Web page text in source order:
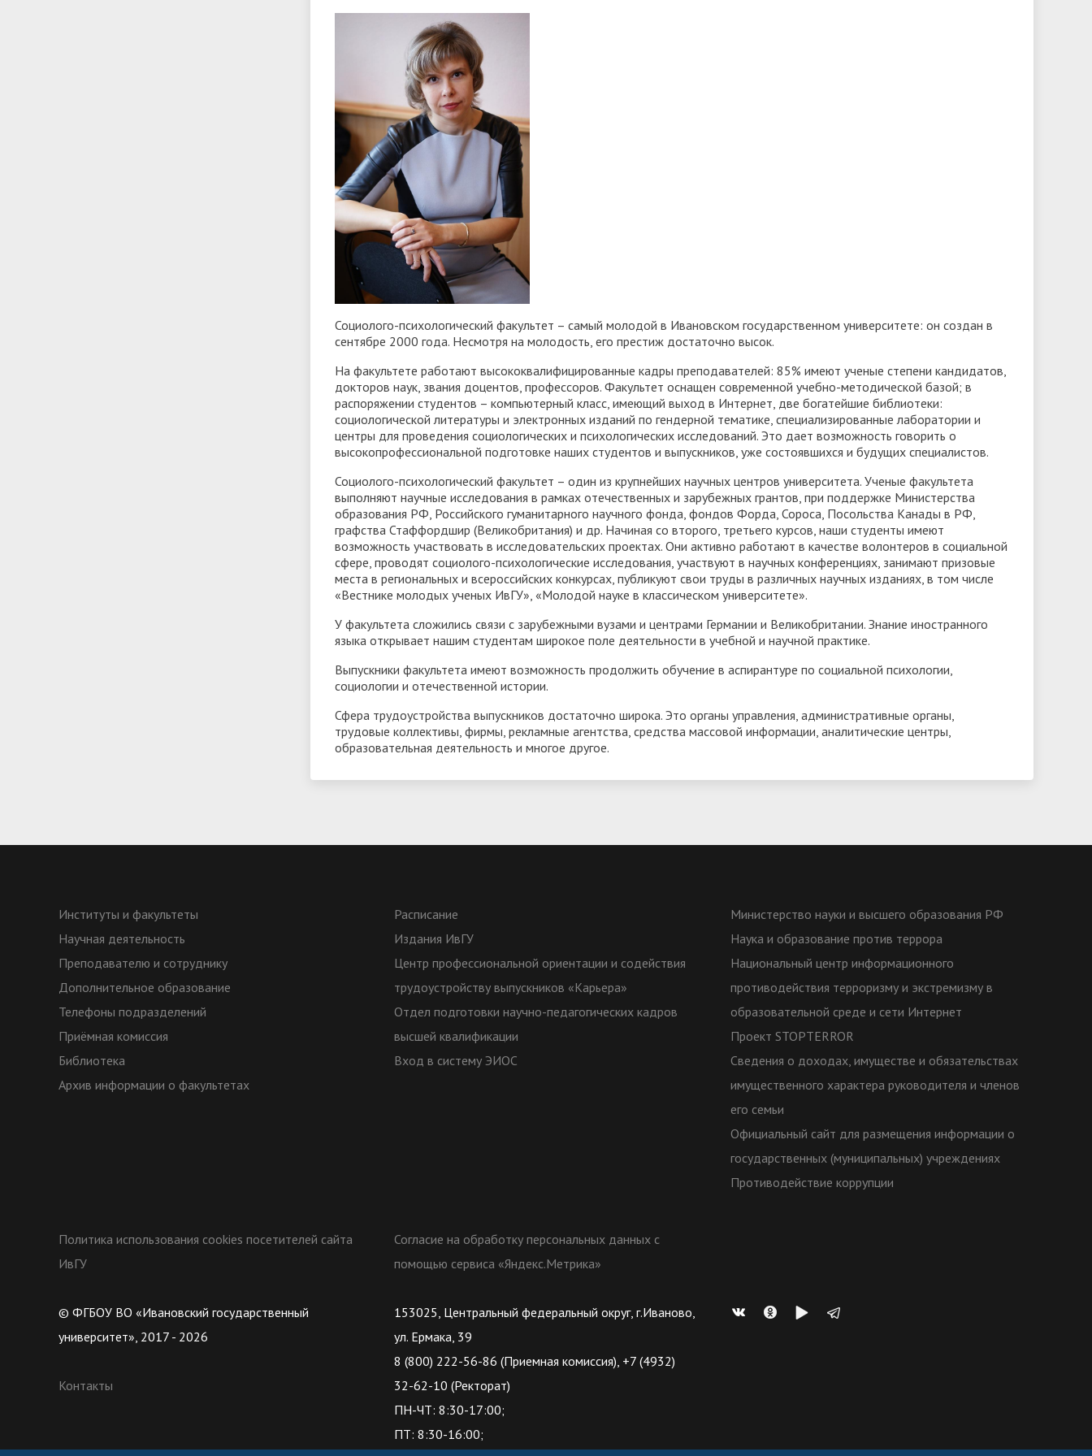
Социолого-психологический факультет – самый молодой в Ивановском государственном университете: он создан в
сентябре 2000 года. Несмотря на молодость, его престиж достаточно высок.
На факультете работают высококвалифицированные кадры преподавателей: 85% имеют ученые степени кандидатов,
докторов наук, звания доцентов, профессоров. Факультет оснащен современной учебно-методической базой; в
распоряжении студентов – компьютерный класс, имеющий выход в Интернет, две богатейшие библиотеки:
социологической литературы и электронных изданий по гендерной тематике, специализированные лаборатории и
центры для проведения социологических и психологических исследований. Это дает возможность говорить о
высокопрофессиональной подготовке наших студентов и выпускников, уже состоявшихся и будущих специалистов.
Социолого-психологический факультет – один из крупнейших научных центров университета. Ученые факультета
выполняют научные исследования в рамках отечественных и зарубежных грантов, при поддержке Министерства
образования РФ, Российского гуманитарного научного фонда, фондов Форда, Сороса, Посольства Канады в РФ,
графства Стаффордшир (Великобритания) и др. Начиная со второго, третьего курсов, наши студенты имеют
возможность участвовать в исследовательских проектах. Они активно работают в качестве волонтеров в социальной
сфере, проводят социолого-психологические исследования, участвуют в научных конференциях, занимают призовые
места в региональных и всероссийских конкурсах, публикуют свои труды в различных научных изданиях, в том числе
«Вестнике молодых ученых ИвГУ», «Молодой науке в классическом университете».
У факультета сложились связи с зарубежными вузами и центрами Германии и Великобритании. Знание иностранного
языка открывает нашим студентам широкое поле деятельности в учебной и научной практике.
Выпускники факультета имеют возможность продолжить обучение в аспирантуре по социальной психологии,
социологии и отечественной истории.
Сфера трудоустройства выпускников достаточно широка. Это органы управления, административные органы,
трудовые коллективы, фирмы, рекламные агентства, средства массовой информации, аналитические центры,
образовательная деятельность и многое другое.
Институты и факультеты
Научная деятельность
Преподавателю и сотруднику
Дополнительное образование
Телефоны подразделений
Приёмная комиссия
Библиотека
Архив информации о факультетах
Расписание
Издания ИвГУ
Центр профессиональной ориентации и содействия
трудоустройству выпускников «Карьера»
Отдел подготовки научно-педагогических кадров
высшей квалификации
Вход в систему ЭИОС
Министерство науки и высшего образования РФ
Наука и образование против террора
Национальный центр информационного
противодействия терроризму и экстремизму в
образовательной среде и сети Интернет
Проект STOPTERROR
Сведения о доходах, имуществе и обязательствах
имущественного характера руководителя и членов
его семьи
Официальный сайт для размещения информации о
государственных (муниципальных) учреждениях
Противодействие коррупции
Политика использования cookies посетителей сайта
ИвГУ
Согласие на обработку персональных данных с
помощью сервиса «Яндекс.Метрика»
© ФГБОУ ВО «Ивановский государственный
университет», 2017 - 2026
Контакты
153025, Центральный федеральный округ, г.Иваново,
ул. Ермака, 39
8 (800) 222-56-86 (Приемная комиссия), +7 (4932)
32-62-10 (Ректорат)
ПН-ЧТ: 8:30-17:00;
ПТ: 8:30-16:00;